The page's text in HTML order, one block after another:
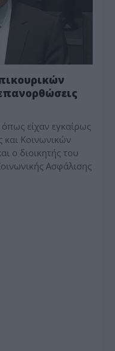
είχαν εγκαίρως
και Κοινωνικών
ο διοικητής του
Ασφάλισης